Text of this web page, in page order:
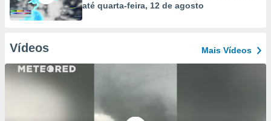
até quarta-feira, 12 de agosto
Vídeos Mais Vídeos